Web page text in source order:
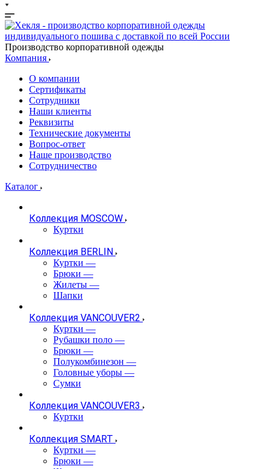
Производство корпоративной одежды
Компания
О компании
Сертификаты
Сотрудники
Наши клиенты
Реквизиты
Технические документы
Вопрос-ответ
Наше производство
Сотрудничество
Каталог
Коллекция MOSCOW
Куртки
Коллекция BERLIN
Куртки —
Брюки —
Жилеты —
Шапки
Коллекция VANCOUVER2
Куртки —
Рубашки поло —
Брюки —
Полукомбинезон —
Головные уборы —
Сумки
Коллекция VANCOUVER3
Куртки
Коллекция SMART
Куртки —
Брюки —